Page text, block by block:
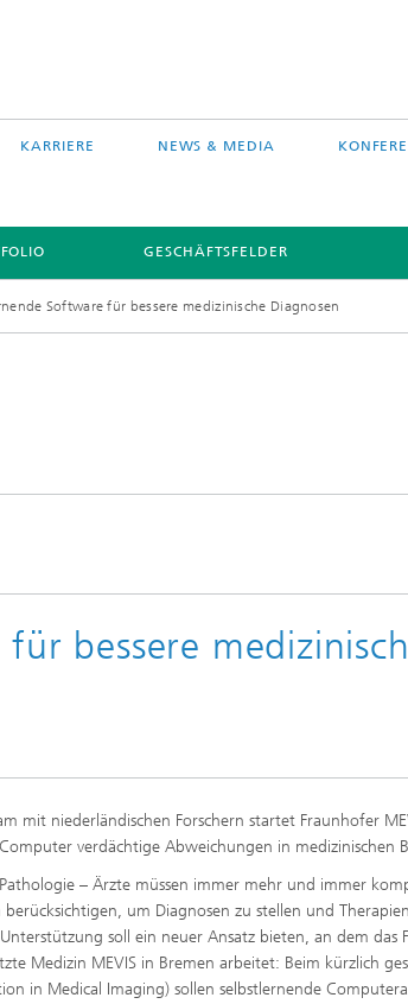
KARRIERE NEWS & MEDIA
GESCHÄFTSFELDER
Software für bessere medizinische Diagnosen
bessere
mit niederländischen Forschern startet Fraunhofer
verdächtige Abweichungen in medizinischen
Pathologie – Ärzte müssen immer mehr und immer
berücksichtigen, um Diagnosen zu stellen und
soll ein neuer Ansatz bieten, an dem
Medizin MEVIS in Bremen arbeitet: Beim kürzlich
in Medical Imaging) sollen selbstlernende